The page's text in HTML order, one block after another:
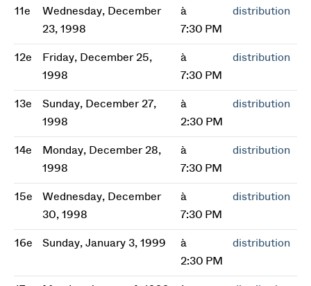
11e
Wednesday, December
23, 1998
à
7:30 PM
distribution
12e
Friday, December 25,
1998
à
7:30 PM
distribution
13e
Sunday, December 27,
1998
à
2:30 PM
distribution
14e
Monday, December 28,
1998
à
7:30 PM
distribution
15e
Wednesday, December
30, 1998
à
7:30 PM
distribution
16e Sunday, January 3, 1999
à
2:30 PM
distribution